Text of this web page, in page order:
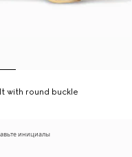
with round buckle
инициалы